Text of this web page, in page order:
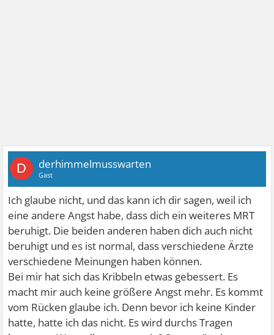
D derhimmelmusswarten
Gast
Ich glaube nicht, und das kann ich dir sagen, weil ich
eine andere Angst habe, dass dich ein weiteres MRT
beruhigt. Die beiden anderen haben dich auch nicht
beruhigt und es ist normal, dass verschiedene Ärzte
verschiedene Meinungen haben können.
Bei mir hat sich das Kribbeln etwas gebessert. Es
macht mir auch keine größere Angst mehr. Es kommt
vom Rücken glaube ich. Denn bevor ich keine Kinder
hatte, hatte ich das nicht. Es wird durchs Tragen